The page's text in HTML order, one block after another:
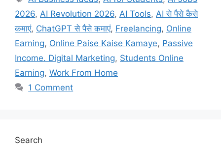
2026, AI Revolution 2026, AI Tools, AI से पैसे कैसे
कमाएं, ChatGPT से पैसे कमाएं, Freelancing, Online
Earning, Online Paise Kaise Kamaye, Passive
Income. Digital Marketing, Students Online
Earning, Work From Home
1 Comment
Search